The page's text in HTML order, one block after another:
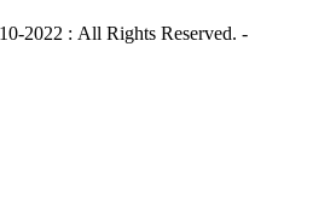
: All Rights Reserved. -